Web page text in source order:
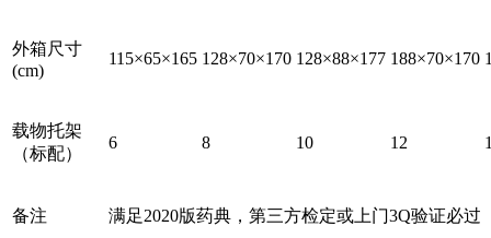
外箱尺寸
(cm)
115×65×165 128×70×170 128×88×177 188×70×170
载物托架
（标配）
6 8 10 12
备注 满足2020版药典，第三方检定或上门3Q验证必过